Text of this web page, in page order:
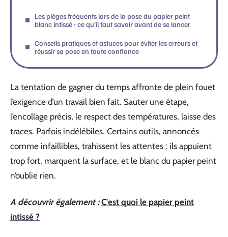
Les pièges fréquents lors de la pose du papier peint
blanc intissé : ce qu’il faut savoir avant de se lancer
Conseils pratiques et astuces pour éviter les erreurs et
réussir sa pose en toute confiance
La tentation de gagner du temps affronte de plein fouet
l’exigence d’un travail bien fait. Sauter une étape,
l’encollage précis, le respect des températures, laisse des
traces. Parfois indélébiles. Certains outils, annoncés
comme infaillibles, trahissent les attentes : ils appuient
trop fort, marquent la surface, et le blanc du papier peint
n’oublie rien.
A découvrir également : C'est quoi le papier peint
intissé ?